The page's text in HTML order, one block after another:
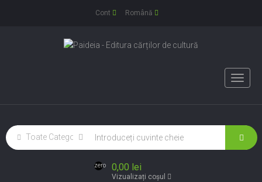
Cont Română
Toggle
zero 0,00 lei
Vizualizați coșul